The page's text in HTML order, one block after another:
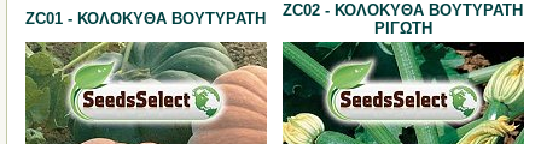
ZC01 - ΚΟΛΟΚΥΘΑ ΒΟΥΤΥΡΑΤΗ
ZC02 - ΚΟΛΟΚΥΘΑ ΒΟΥΤΥΡΑΤΗ
ΡΙΓΩΤΗ